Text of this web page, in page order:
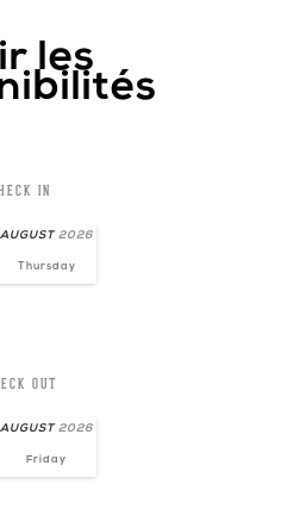
les
IN
AUGUST 2026
Thursday
OUT
AUGUST 2026
Friday